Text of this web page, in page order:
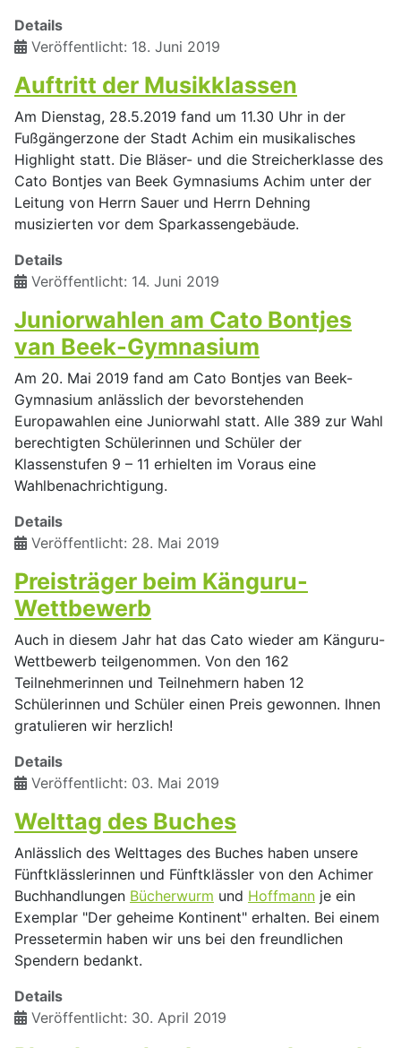
Details
Veröffentlicht: 18. Juni 2019
Auftritt der Musikklassen
Am Dienstag, 28.5.2019 fand um 11.30 Uhr in der
Fußgängerzone der Stadt Achim ein musikalisches
Highlight statt. Die Bläser- und die Streicherklasse des
Cato Bontjes van Beek Gymnasiums Achim unter der
Leitung von Herrn Sauer und Herrn Dehning
musizierten vor dem Sparkassengebäude.
Details
Veröffentlicht: 14. Juni 2019
Juniorwahlen am Cato Bontjes
van Beek-Gymnasium
Am 20. Mai 2019 fand am Cato Bontjes van Beek-
Gymnasium anlässlich der bevorstehenden
Europawahlen eine Juniorwahl statt. Alle 389 zur Wahl
berechtigten Schülerinnen und Schüler der
Klassenstufen 9 – 11 erhielten im Voraus eine
Wahlbenachrichtigung.
Details
Veröffentlicht: 28. Mai 2019
Preisträger beim Känguru-
Wettbewerb
Auch in diesem Jahr hat das Cato wieder am Känguru-
Wettbewerb teilgenommen. Von den 162
Teilnehmerinnen und Teilnehmern haben 12
Schülerinnen und Schüler einen Preis gewonnen. Ihnen
gratulieren wir herzlich!
Details
Veröffentlicht: 03. Mai 2019
Welttag des Buches
Anlässlich des Welttages des Buches haben unsere
Fünftklässlerinnen und Fünftklässler von den Achimer
Buchhandlungen Bücherwurm und Hoffmann je ein
Exemplar "Der geheime Kontinent" erhalten. Bei einem
Pressetermin haben wir uns bei den freundlichen
Spendern bedankt.
Details
Veröffentlicht: 30. April 2019